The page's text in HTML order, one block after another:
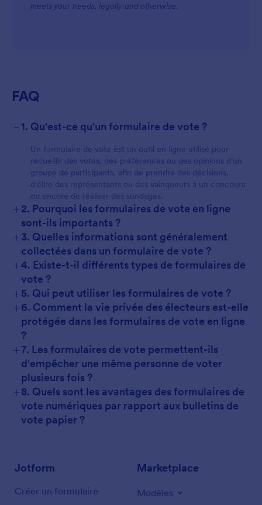
meets your needs, legally and otherwise.
FAQ
- 1. Qu'est-ce qu'un formulaire de vote ?
Un formulaire de vote est un outil en ligne utilisé pour
recueillir des votes, des préférences ou des opinions d'un
groupe de participants, afin de prendre des décisions,
d'élire des représentants ou des vainqueurs à un concours
ou encore de réaliser des sondages.
+2. Pourquoi les formulaires de vote en ligne
sont-ils importants ?
+3. Quelles informations sont généralement
collectées dans un formulaire de vote ?
+4. Existe-t-il différents types de formulaires de
vote ?
+5. Qui peut utiliser les formulaires de vote ?
+6. Comment la vie privée des électeurs est-elle
protégée dans les formulaires de vote en ligne
?
+7. Les formulaires de vote permettent-ils
d'empêcher une même personne de voter
plusieurs fois ?
+8. Quels sont les avantages des formulaires de
vote numériques par rapport aux bulletins de
vote papier ?
Jotform
Créer un formulaire
Marketplace
Modèles